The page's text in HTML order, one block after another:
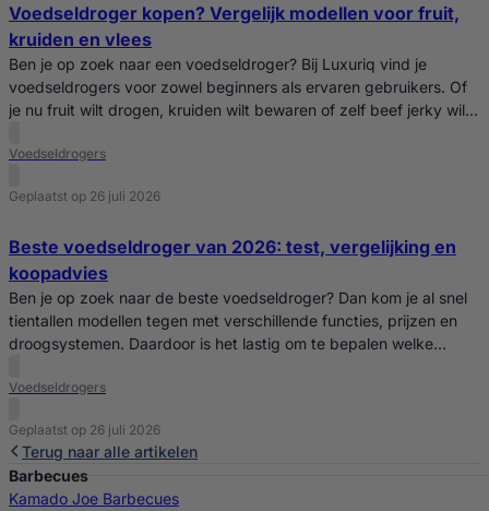
Voedseldroger kopen? Vergelijk modellen voor fruit,
kruiden en vlees
Ben je op zoek naar een voedseldroger? Bij Luxuriq vind je
voedseldrogers voor zowel beginners als ervaren gebruikers. Of
je nu fruit wilt drogen, kruiden wilt bewaren of zelf beef jerky wilt
eenvoudig verschillende voedseldrogers op capaciteit,
Voedseldrogers
Geplaatst op 26 juli 2026
Beste voedseldroger van 2026: test, vergelijking en
koopadvies
Ben je op zoek naar de beste voedseldroger? Dan kom je al snel
tientallen modellen tegen met verschillende functies, prijzen en
droogsystemen. Daardoor is het lastig om te bepalen welke
lees je waar je op moet letten bij het kiezen van een
Voedseldrogers
Geplaatst op 26 juli 2026
Terug naar alle artikelen
Barbecues
Kamado Joe Barbecues